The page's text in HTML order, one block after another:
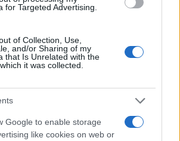
for Targeted Advertising.
of Collection, Use,
and/or Sharing of my
that Is Unrelated with the
it was collected.
Google to enable storage
like cookies on web or